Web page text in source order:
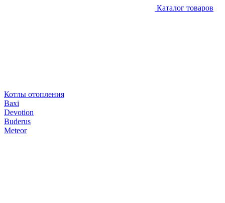
Каталог товаров
Котлы отопления
Baxi
Devotion
Buderus
Meteor